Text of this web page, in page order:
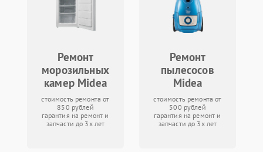
Ремонт
морозильных
камер Midea
стоимость ремонта от
850 рублей
гарантия на ремонт и
запчасти до 3х лет
Ремонт
пылесосов
Midea
стоимость ремонта от
500 рублей
гарантия на ремонт и
запчасти до 3х лет